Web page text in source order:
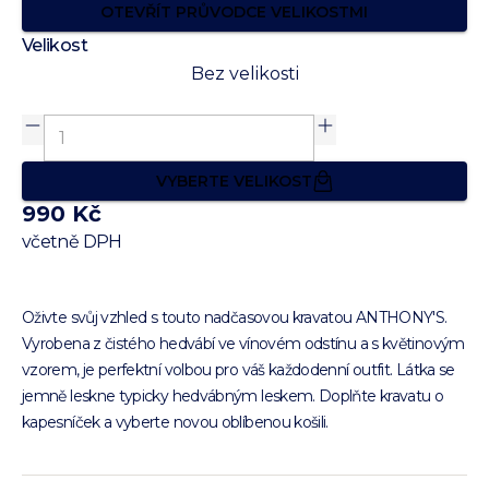
OTEVŘÍT PRŮVODCE VELIKOSTMI
Velikost
Bez velikosti
VYBERTE VELIKOST
990 Kč
včetně DPH
Oživte svůj vzhled s touto nadčasovou kravatou ANTHONY'S.
Vyrobena z čistého hedvábí ve vínovém odstínu a s květinovým
vzorem, je perfektní volbou pro váš každodenní outfit. Látka se
jemně leskne typicky hedvábným leskem. Doplňte kravatu o
kapesníček a vyberte novou oblíbenou košili.